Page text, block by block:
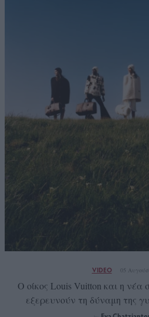
VIDEO 05
Ο οίκος Louis Vuitton και η νέα
εξερευνούν τη δύναμη της